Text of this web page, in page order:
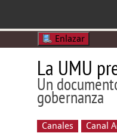
Enlazar
La UMU
Un
gobernanza
Canales Canal